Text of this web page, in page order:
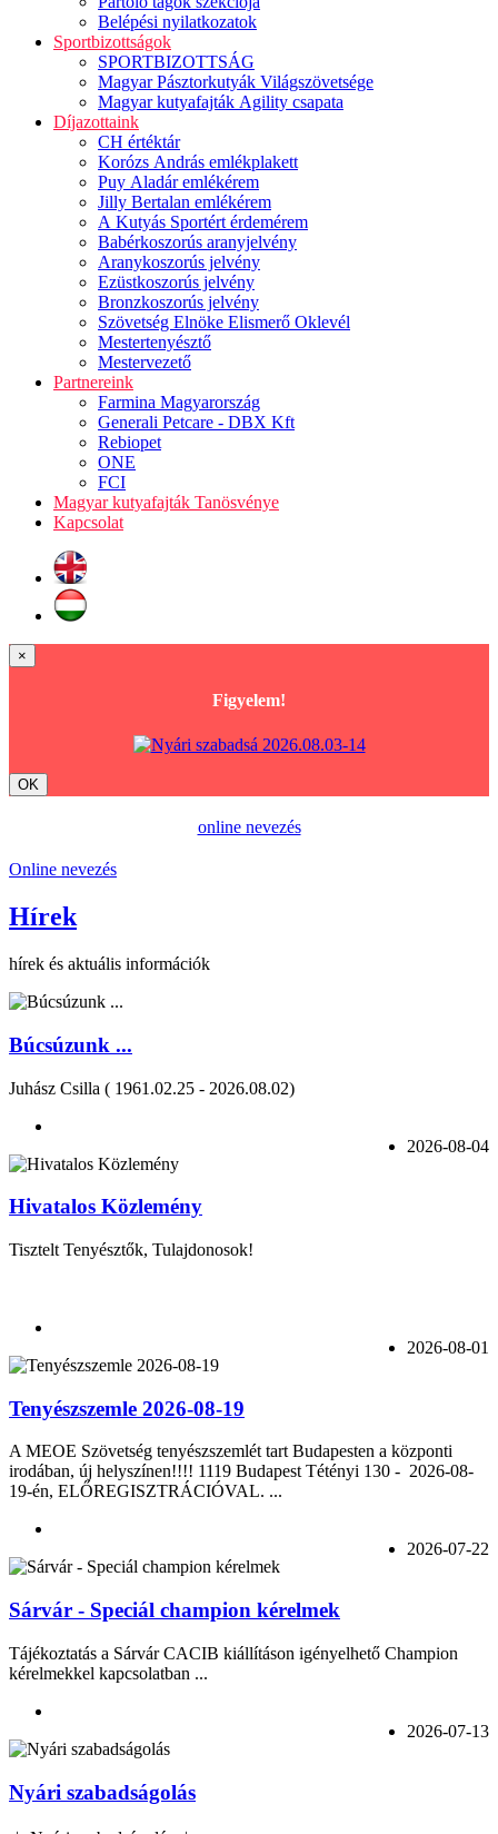
Belépési nyilatkozatok
Sportbizottságok
SPORTBIZOTTSÁG
Magyar Pásztorkutyák Világszövetsége
Magyar kutyafajták Agility csapata
Díjazottaink
CH értéktár
Korózs András emlékplakett
Puy Aladár emlékérem
Jilly Bertalan emlékérem
A Kutyás Sportért érdemérem
Babérkoszorús aranyjelvény
Aranykoszorús jelvény
Ezüstkoszorús jelvény
Bronzkoszorús jelvény
Szövetség Elnöke Elismerő Oklevél
Mestertenyésztő
Mestervezető
Partnereink
Farmina Magyarország
Generali Petcare - DBX Kft
Rebiopet
ONE
FCI
Magyar kutyafajták Tanösvénye
Kapcsolat
×
Figyelem!
OK
online nevezés
Online nevezés
Hírek
hírek és aktuális információk
Búcsúzunk ...
Juhász Csilla ( 1961.02.25 - 2026.08.02)
2026-08-04
Hivatalos Közlemény
Tisztelt Tenyésztők, Tulajdonosok!
2026-08-01
Tenyészszemle 2026-08-19
A MEOE Szövetség tenyészszemlét tart Budapesten a központi
irodában, új helyszínen!!!! 1119 Budapest Tétényi 130 - 2026-08-
19-én, ELŐREGISZTRÁCIÓVAL. ...
2026-07-22
Sárvár - Speciál champion kérelmek
Tájékoztatás a Sárvár CACIB kiállításon igényelhető Champion
kérelmekkel kapcsolatban ...
2026-07-13
Nyári szabadságolás